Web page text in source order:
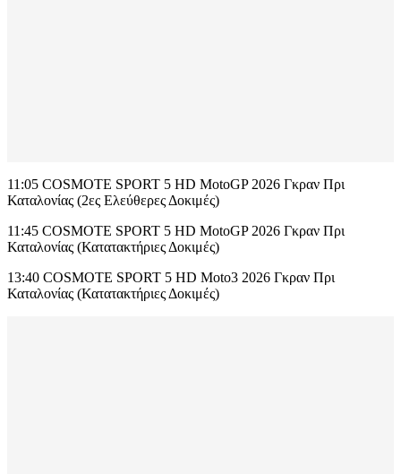
11:05 COSMOTE SPORT 5 HD MotoGP 2026 Γκραν Πρι
Καταλονίας (2ες Ελεύθερες Δοκιμές)
11:45 COSMOTE SPORT 5 HD MotoGP 2026 Γκραν Πρι
Καταλονίας (Κατατακτήριες Δοκιμές)
13:40 COSMOTE SPORT 5 HD Moto3 2026 Γκραν Πρι
Καταλονίας (Κατατακτήριες Δοκιμές)